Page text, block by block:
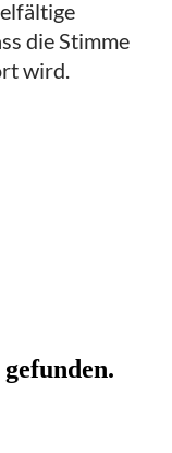
die Stimme
wird.